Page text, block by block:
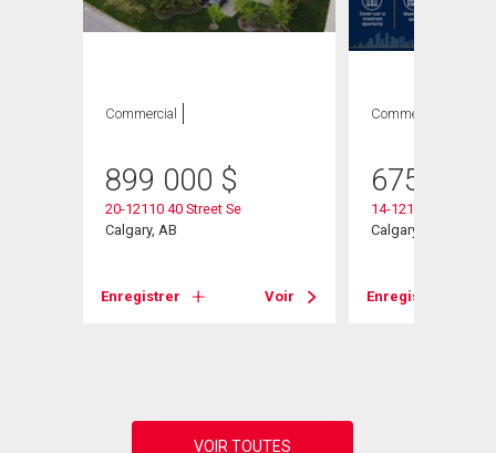
Commercial
899 000 $
20-12110 40 Street Se
Calgary, AB
Enregistrer Voir
Commercial
675 000
14-12180 44 Street
Calgary, AB
Enregistrer